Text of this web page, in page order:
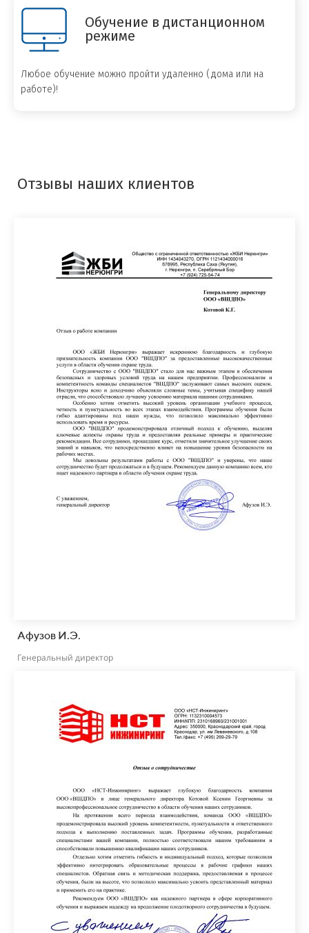
Обучение в дистанционном
режиме
Любое обучение можно пройти удаленно (дома или на
работе)!
Отзывы наших клиентов
Афузов И.Э.
Генеральный директор